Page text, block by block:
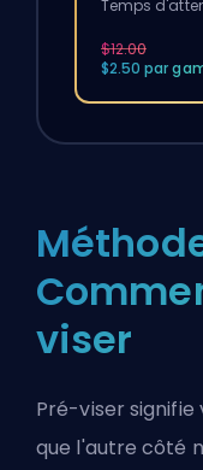
Temps
$12.00
$2.50 par
viser
Pré-viser
que l'autre côté